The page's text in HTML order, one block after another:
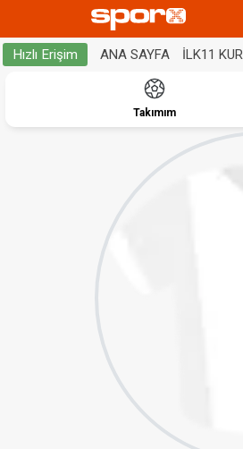
Hızlı Erişim ANA SAYFA İLK11 KUR
Takımım